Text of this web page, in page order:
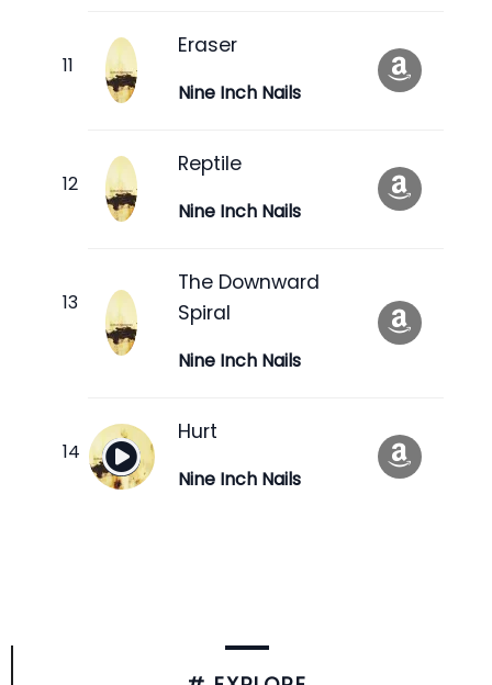
Eraser
Nine Inch Nails
Reptile
Nine Inch Nails
The Downward
Spiral
Nine Inch Nails
Hurt
Nine Inch Nails